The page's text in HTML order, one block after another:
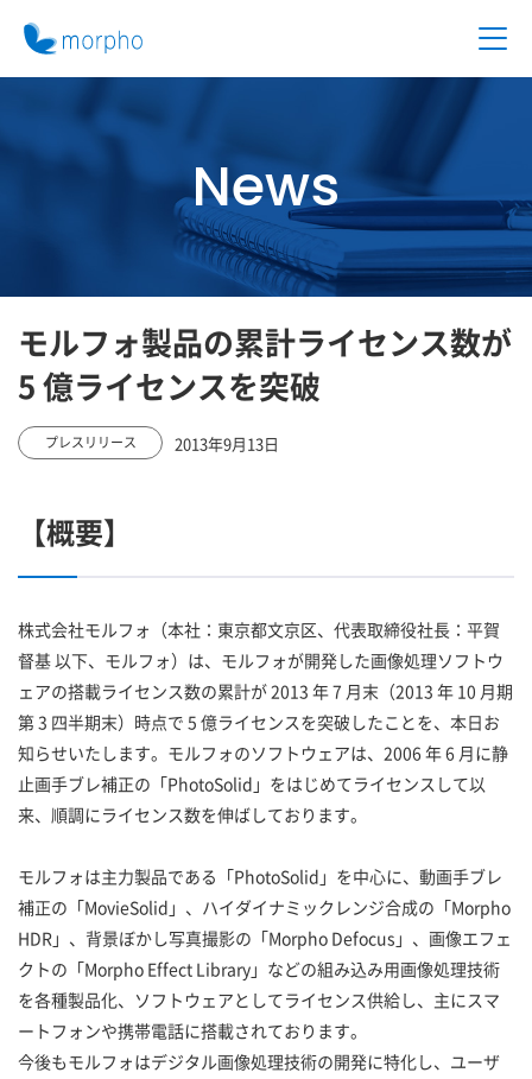
News
モルフォ製品の累計ライセンス数が
5 億ライセンスを突破
プレスリリース 2013年9月13日
【概要】
株式会社モルフォ（本社：東京都文京区、代表取締役社長：平賀
督基 以下、モルフォ）は、モルフォが開発した画像処理ソフトウ
ェアの搭載ライセンス数の累計が 2013 年 7 月末（2013 年 10 月期
第 3 四半期末）時点で 5 億ライセンスを突破したことを、本日お
知らせいたします。モルフォのソフトウェアは、2006 年 6 月に静
止画手ブレ補正の「PhotoSolid」をはじめてライセンスして以
来、順調にライセンス数を伸ばしております。
モルフォは主力製品である「PhotoSolid」を中心に、動画手ブレ
補正の「MovieSolid」、ハイダイナミックレンジ合成の「Morpho
HDR」、背景ぼかし写真撮影の「Morpho Defocus」、画像エフェ
クトの「Morpho Effect Library」などの組み込み用画像処理技術
を各種製品化、ソフトウェアとしてライセンス供給し、主にスマ
ートフォンや携帯電話に搭載されております。
今後もモルフォはデジタル画像処理技術の開発に特化し、ユーザ